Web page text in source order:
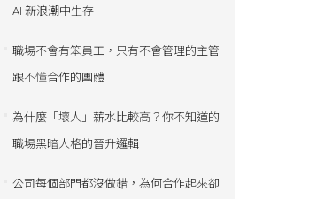
AI 新浪潮中生存
職場不會有笨員工，只有不會管理的主管
跟不懂合作的團體
為什麼「壞人」薪水比較高？你不知道的
職場黑暗人格的晉升邏輯
公司每個部門都沒做錯，為何合作起來卻